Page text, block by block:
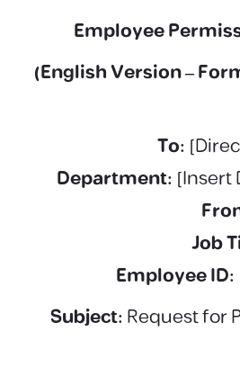
Employee
To:
Department: [Insert
Job
Employee ID:
Subject:Request for